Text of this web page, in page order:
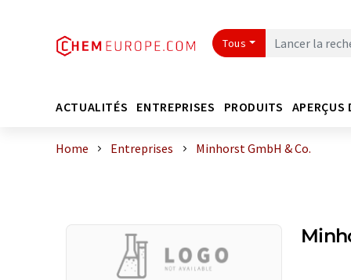
Tous
ACTUALITÉS ENTREPRISES PRODUITS APERÇUS
Home Entreprises Minhorst GmbH & Co.